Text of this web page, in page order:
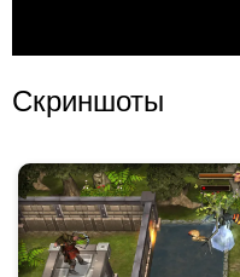
Скриншоты